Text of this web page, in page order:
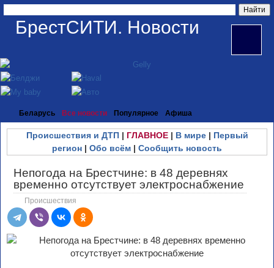
БрестСИТИ. Новости
Беларусь Все новости Популярное Афиша
Происшествия и ДТП| ГЛАВНОЕ| В мире| Первый
регион | Обо всём | Сообщить новость
Непогода на Брестчине: в 48 деревнях
временно отсутствует электроснабжение
Происшествия